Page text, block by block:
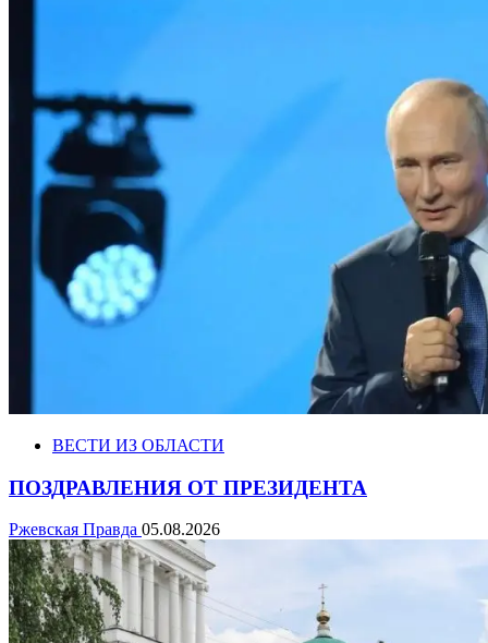
ВЕСТИ ИЗ ОБЛАСТИ
ПОЗДРАВЛЕНИЯ ОТ ПРЕЗИДЕНТА
Ржевская Правда 05.08.2026